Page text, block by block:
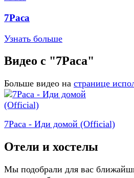
7Раса
Узнать больше
Видео с "7Раса"
Больше видео на странице
7Раса - Иди домой (Official)
Отели и хостелы
Мы подобрали для вас